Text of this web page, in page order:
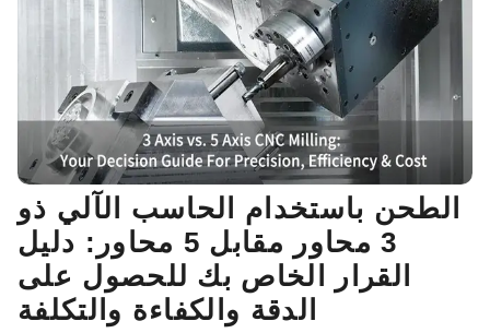
الطحن باستخدام الحاسب الآلي ذو
3 محاور مقابل 5 محاور: دليل
القرار الخاص بك للحصول على
الدقة والكفاءة والتكلفة